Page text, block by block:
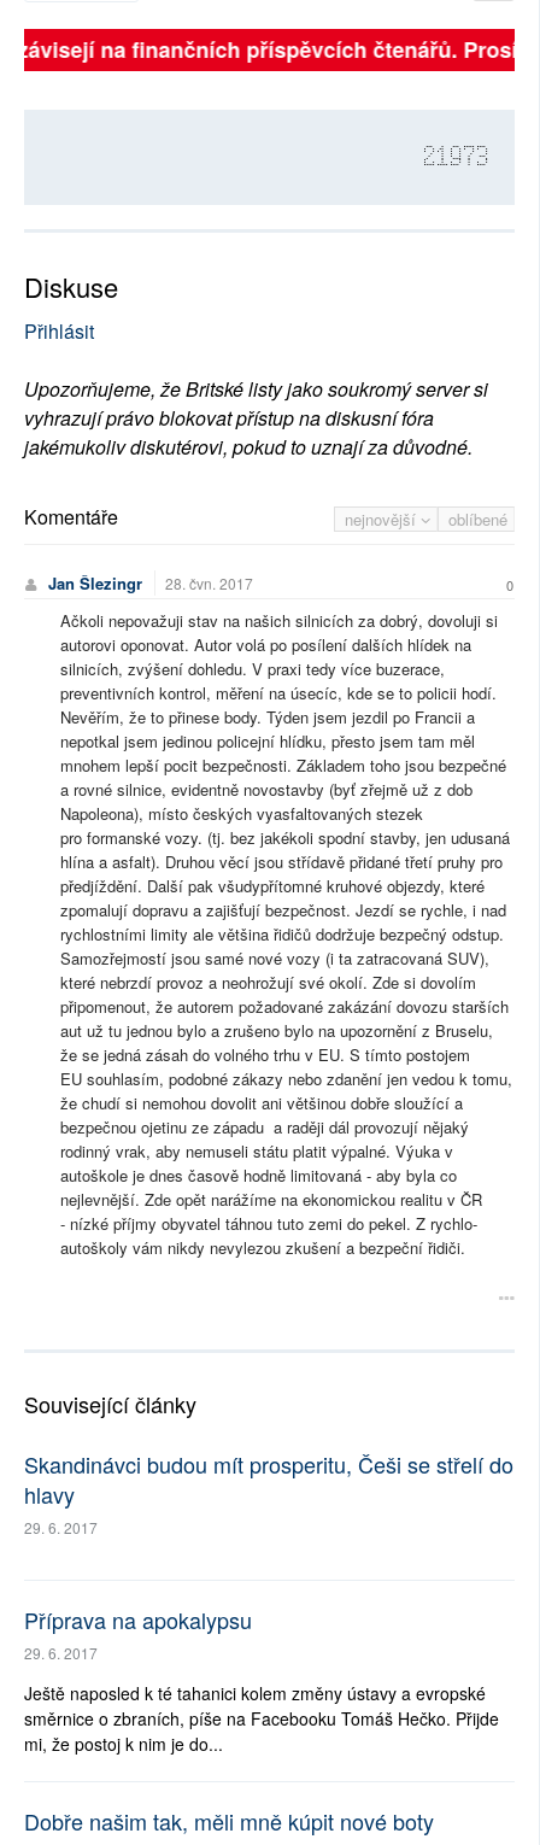
na finančních příspěvcích čtenářů.
21973
Diskuse
Přihlásit
Upozorňujeme, že Britské listy jako soukromý server si
vyhrazují právo blokovat přístup na diskusní fóra
jakémukoliv diskutérovi, pokud to uznají za důvodné.
nejnovější oblíbené
Komentáře
Jan Šlezingr 28. čvn. 2017 0
Ačkoli nepovažuji stav na našich silnicích za dobrý, dovoluji si
autorovi oponovat. Autor volá po posílení dalších hlídek na
silnicích, zvýšení dohledu. V praxi tedy více buzerace,
preventivních kontrol, měření na úsecíc, kde se to policii hodí.
Nevěřím, že to přinese body. Týden jsem jezdil po Francii a
nepotkal jsem jedinou policejní hlídku, přesto jsem tam měl
mnohem lepší pocit bezpečnosti. Základem toho jsou bezpečné
a rovné silnice, evidentně novostavby (byť zřejmě už z dob
Napoleona), místo českých vyasfaltovaných stezek
pro formanské vozy. (tj. bez jakékoli spodní stavby, jen udusaná
hlína a asfalt). Druhou věcí jsou střídavě přidané třetí pruhy pro
předjíždění. Další pak všudypřítomné kruhové objezdy, které
zpomalují dopravu a zajišťují bezpečnost. Jezdí se rychle, i nad
rychlostními limity ale většina řidičů dodržuje bezpečný odstup.
Samozřejmostí jsou samé nové vozy (i ta zatracovaná SUV),
které nebrzdí provoz a neohrožují své okolí. Zde si dovolím
připomenout, že autorem požadované zakázání dovozu starších
aut už tu jednou bylo a zrušeno bylo na upozornění z Bruselu,
že se jedná zásah do volného trhu v EU. S tímto postojem
EU souhlasím, podobné zákazy nebo zdanění jen vedou k tomu,
že chudí si nemohou dovolit ani většinou dobře sloužící a
bezpečnou ojetinu ze západu a raději dál provozují nějaký
rodinný vrak, aby nemuseli státu platit výpalné. Výuka v
autoškole je dnes časově hodně limitovaná - aby byla co
nejlevnější. Zde opět narážíme na ekonomickou realitu v ČR
- nízké příjmy obyvatel táhnou tuto zemi do pekel. Z rychlo-
autoškoly vám nikdy nevylezou zkušení a bezpeční řidiči.
Související články
Skandinávci budou mít prosperitu, Češi se střelí do
hlavy
29. 6. 2017
Příprava na apokalypsu
29. 6. 2017
Ještě naposled k té tahanici kolem změny ústavy a evropské
směrnice o zbraních, píše na Facebooku Tomáš Hečko. Přijde
mi, že postoj k nim je do...
Dobře našim tak, měli mně kúpit nové boty